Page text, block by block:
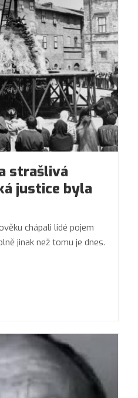
strašlivá
justice byla
chápali lidé pojem
jinak než tomu je dnes.